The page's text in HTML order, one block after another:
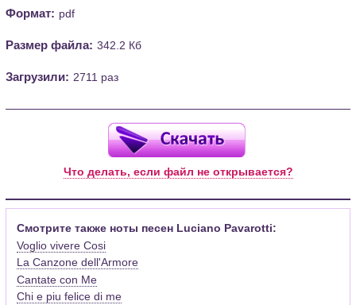
Формат: pdf
Размер файла: 342.2 Кб
Загрузили: 2711 раз
Что делать, если файл не открывается?
Смотрите также ноты песен Luciano Pavarotti:
Voglio vivere Cosi
La Canzone dell'Armore
Cantate con Me
Chi e piu felice di me